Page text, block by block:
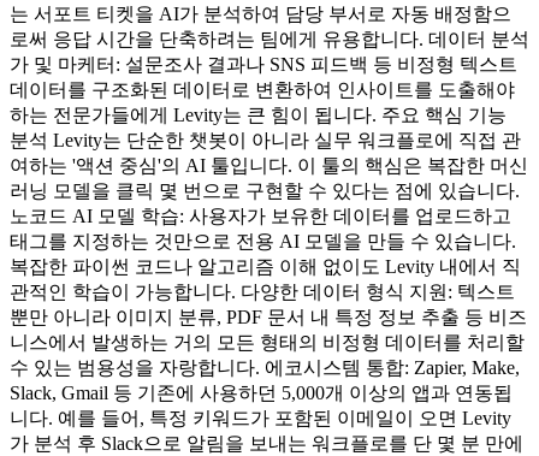
는 서포트 티켓을 AI가 분석하여 담당 부서로 자동 배정함으
로써 응답 시간을 단축하려는 팀에게 유용합니다. 데이터 분석
가 및 마케터: 설문조사 결과나 SNS 피드백 등 비정형 텍스트
데이터를 구조화된 데이터로 변환하여 인사이트를 도출해야
하는 전문가들에게 Levity는 큰 힘이 됩니다. 주요 핵심 기능
분석 Levity는 단순한 챗봇이 아니라 실무 워크플로에 직접 관
여하는 '액션 중심'의 AI 툴입니다. 이 툴의 핵심은 복잡한 머신
러닝 모델을 클릭 몇 번으로 구현할 수 있다는 점에 있습니다.
노코드 AI 모델 학습: 사용자가 보유한 데이터를 업로드하고
태그를 지정하는 것만으로 전용 AI 모델을 만들 수 있습니다.
복잡한 파이썬 코드나 알고리즘 이해 없이도 Levity 내에서 직
관적인 학습이 가능합니다. 다양한 데이터 형식 지원: 텍스트
뿐만 아니라 이미지 분류, PDF 문서 내 특정 정보 추출 등 비즈
니스에서 발생하는 거의 모든 형태의 비정형 데이터를 처리할
수 있는 범용성을 자랑합니다. 에코시스템 통합: Zapier, Make,
Slack, Gmail 등 기존에 사용하던 5,000개 이상의 앱과 연동됩
니다. 예를 들어, 특정 키워드가 포함된 이메일이 오면 Levity
가 분석 후 Slack으로 알림을 보내는 워크플로를 단 몇 분 만에